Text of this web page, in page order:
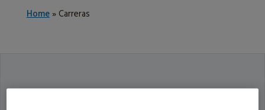
Home»Carreras